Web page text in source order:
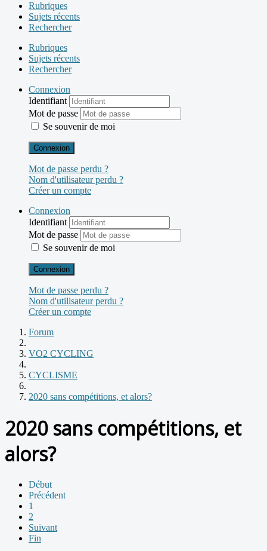
Rubriques
Sujets récents
Rechercher
Rubriques
Sujets récents
Rechercher
Connexion
Identifiant
Mot de passe
Se souvenir de moi
Connexion
Mot de passe perdu ?
Nom d'utilisateur perdu ?
Créer un compte
Connexion
Identifiant
Mot de passe
Se souvenir de moi
Connexion
Mot de passe perdu ?
Nom d'utilisateur perdu ?
Créer un compte
Forum
VO2 CYCLING
CYCLISME
2020 sans compétitions, et alors?
2020 sans compétitions, et
alors?
Début
Précédent
1
2
Suivant
Fin